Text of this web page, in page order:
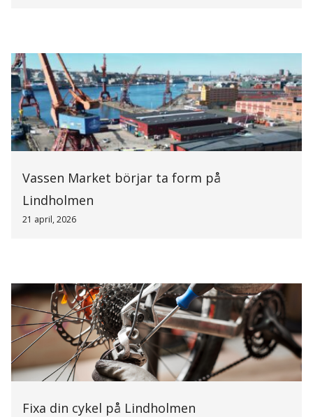
Vassen Market börjar ta form på
Lindholmen
21 april, 2026
Fixa din cykel på Lindholmen